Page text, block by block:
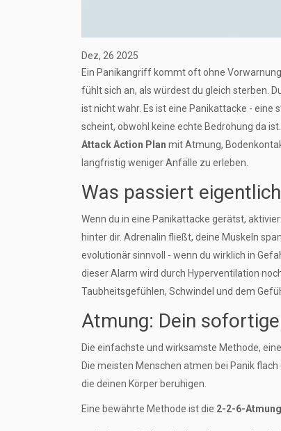
Dez, 26 2025
Ein Panikangriff kommt oft ohne
fühlt sich an, als würdest du gleich sterben.
ist nicht wahr. Es ist eine Panikattacke - eine
scheint, obwohl keine echte Bedrohung da
Attack Action Plan mit Atmung,
langfristig weniger Anfälle zu erleben.
Was passiert
Wenn du in eine Panikattacke gerätst,
hinter dir. Adrenalin fließt, deine Muskeln
evolutionär sinnvoll - wenn du wirklich in
dieser Alarm wird durch Hyperventilation
Taubheitsgefühlen, Schwindel und dem
Atmung: Dein
Die einfachste und wirksamste Methode,
Die meisten Menschen atmen bei Panik
die deinen Körper beruhigen.
Eine bewährte Methode ist die 2-2-6-Atmung